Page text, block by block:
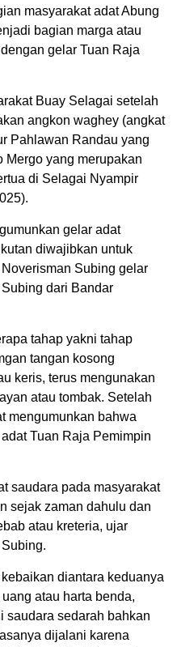
masyarakat adat Abung
bagian marga atau
gelar Tuan Raja
Buay Selagai setelah
angkon waghey (angkat
Pahlawan Randau yang
Mergo yang merupakan
di Selagai Nyampir
gelar adat
diwajibkan untuk
Subing gelar
dari Bandar
tahap yakni tahap
tangan kosong
keris, terus mengunakan
atau tombak. Setelah
mengumunkan bahwa
Tuan Raja Pemimpin
saudara pada masyarakat
sejak zaman dahulu dan
atau kreteria, ujar
diantara keduanya
atau harta benda,
saudara sedarah bahkan
dijalani karena